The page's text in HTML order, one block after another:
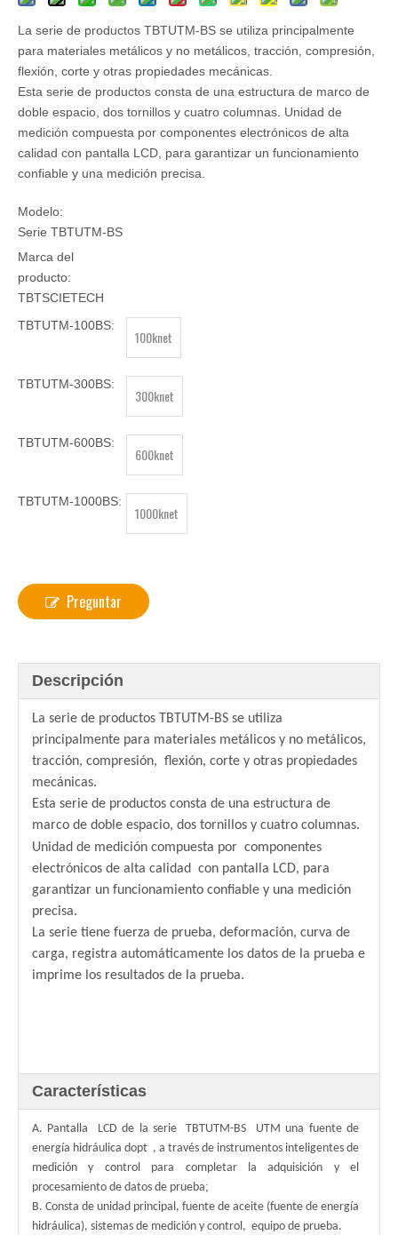
La serie de productos TBTUTM-BS se utiliza principalmente
para materiales metálicos y no metálicos, tracción, compresión,
flexión, corte y otras propiedades mecánicas.
Esta serie de productos consta de una estructura de marco de
doble espacio, dos tornillos y cuatro columnas. Unidad de
medición compuesta por componentes electrónicos de alta
calidad con pantalla LCD, para garantizar un funcionamiento
confiable y una medición precisa.
Modelo:
Serie TBTUTM-BS
Marca del
producto:
TBTSCIETECH
TBTUTM-100BS:
100knet
TBTUTM-300BS:
300knet
TBTUTM-600BS:
600knet
TBTUTM-1000BS:
1000knet
Preguntar
Descripción
La serie de productos TBTUTM-BS se utiliza
principalmente para materiales metálicos y no metálicos,
tracción, compresión, flexión, corte y otras propiedades
mecánicas.
Esta serie de productos consta de una estructura de
marco de doble espacio, dos tornillos y cuatro columnas.
Unidad de medición compuesta por componentes
electrónicos de alta calidad con pantalla LCD, para
garantizar un funcionamiento confiable y una medición
precisa.
La serie tiene fuerza de prueba, deformación, curva de
carga, registra automáticamente los datos de la prueba e
imprime los resultados de la prueba.
Características
A. Pantalla LCD de la serie
TBTUTM-BS UTM una fuente de
energía hidráulica dopt , a través de instrumentos inteligentes de
medición y control para completar la adquisición y el
procesamiento de datos de prueba;
B. Consta de unidad principal, fuente de aceite (fuente de energía
hidráulica), sistemas de medición y control, equipo de prueba.